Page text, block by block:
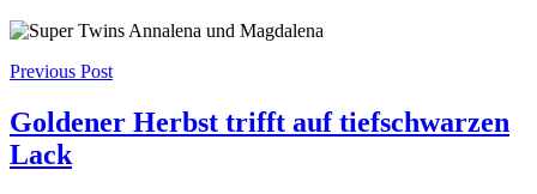
Post
navigation
Previous Post
Goldener Herbst trifft auf tiefschwarzen
Lack